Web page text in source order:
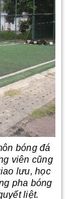
bóng đá
viên cũng
lưu, học
pha bóng
liệt.